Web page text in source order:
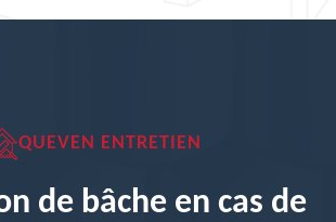
QUEVEN ENTRETIEN
de bâche en cas de